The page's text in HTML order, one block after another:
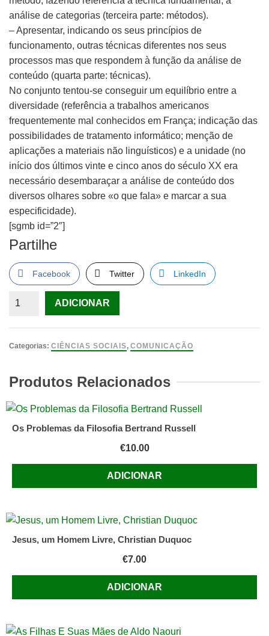
análise de categorias (terceira parte: métodos).
– Apresentar, indicando os seus princípios de
funcionamento, outras técnicas diferentes nos seus
processos mas que respondem à função da análise de
conteúdo (quarta parte: técnicas).
No conjunto tentou-se conseguir um equilíbrio entre a
diversidade (referência a trabalhos americanos
frequentemente mal conhecidos em França; indicação das
possibilidades de tratamento informático; menção de
aplicações a materiais não linguísticos) e a unidade (no
início dos últimos vinte e cinco anos do século XX era
necessário desembaraçar a análise de conteúdo dos
diversos olhares sobre «o que fala» e marcar a sua
especificidade).
[sgmb id=”2″]
Partilhe
Facebook Twitter LinkedIn
Quantidade
de
Bardin
ADICIONAR
Categorias: CIÊNCIAS SOCIAIS, COMUNICAÇÃO
Produtos Relacionados
Os Problemas da Filosofia Bertrand Russell
€10.00
ADICIONAR
Jesus, um Homem Livre, Christian Duquoc
€7.00
ADICIONAR